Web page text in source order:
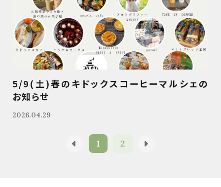
5/9(土)春のキドックスコーヒーマルシェの
お知らせ
2026.04.29
1 2